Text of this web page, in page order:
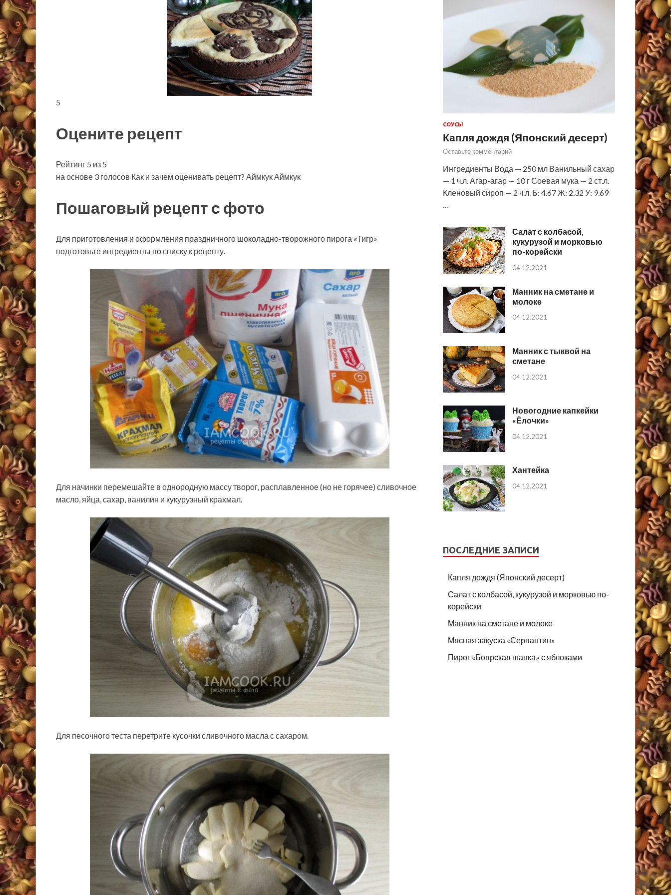
5
Оцените рецепт
Рейтинг 5 из 5
на основе 3 голосов Как и зачем оценивать рецепт? Аймкук Аймкук
Пошаговый рецепт с фото
Для приготовления и оформления праздничного шоколадно-творожного пирога «Тигр»
подготовьте ингредиенты по списку к рецепту.
Для начинки перемешайте в однородную массу творог, расплавленное (но не горячее) сливочное
масло, яйца, сахар, ванилин и кукурузный крахмал.
Для песочного теста перетрите кусочки сливочного масла с сахаром.
СОУСЫ
Капля дождя (Японский десерт)
Оставьте комментарий
Ингредиенты Вода — 250 мл Ванильный сахар
— 1 ч.л. Агар-агар — 10 г Соевая мука — 2 ст.л.
Кленовый сироп — 2 ч.л. Б: 4.67 Ж: 2.32 У: 9.69
…
Салат с колбасой,
кукурузой и морковью
по-корейски
04.12.2021
Манник на сметане и
молоке
04.12.2021
Манник с тыквой на
сметане
04.12.2021
Новогодние капкейки
«Ёлочки»
04.12.2021
Хантейка
04.12.2021
ПОСЛЕДНИЕ ЗАПИСИ
Капля дождя (Японский десерт)
Салат с колбасой, кукурузой и морковью по-
корейски
Манник на сметане и молоке
Мясная закуска «Серпантин»
Пирог «Боярская шапка» с яблоками